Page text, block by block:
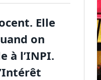
Elle
on
à l’INPI.